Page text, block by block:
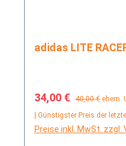
adidas LITE
Verkaufspreis:
34,00 € Regulärer Preis:
40,00 € ehem.
| Günstigster Preis der
Preise inkl. MwSt.